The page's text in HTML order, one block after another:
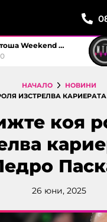
Weekend със Стоян
НАЧАЛО
НОВИНИ
ИЗСТРЕЛВА
коя
26 юни, 2025